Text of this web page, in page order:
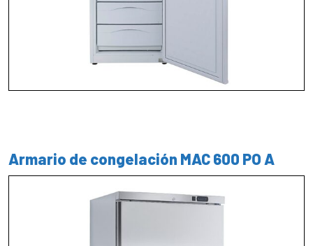
Armario de congelación MAC 600 PO A